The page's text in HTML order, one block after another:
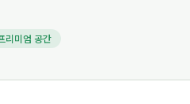
리미엄 공간